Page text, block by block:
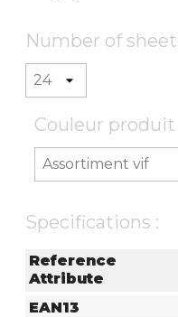
Number of
Couleur produit
Specifications :
Reference
Attribute
EAN13